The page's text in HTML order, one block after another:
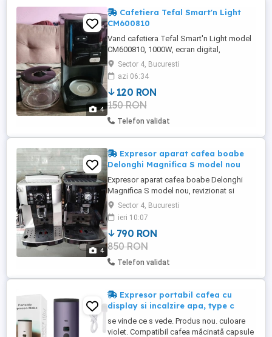
4
Cafetiera Tefal Smart'n Light
CM600810
Vand cafetiera Tefal Smart'n Light model
CM600810, 1000W, ecran digital,
capacitate 1,25 L, functie oprire automata
dupa 30 min, sistem antipicurare, carafa
din sticla, functie mentinere la cald,
preparare programata, culoare negru,
putin utilizata, stare perfecta.
Sector 4, Bucuresti
azi 06:34
120 RON
150 RON
Telefon validat
4
Expresor aparat cafea boabe
Delonghi Magnifica S model nou
Expresor aparat cafea boabe Delonghi
Magnifica S model nou, revizionat si
decalcifiat. Se ofera garantie.
Sector 4, Bucuresti
ieri 10:07
790 RON
850 RON
Telefon validat
Expresor portabil cafea cu
display si incalzire apa, type c
se vinde ce s vede. Produs nou. culoare
violet. Compatibil cafea măcinată capsule